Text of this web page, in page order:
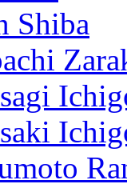
Shiba